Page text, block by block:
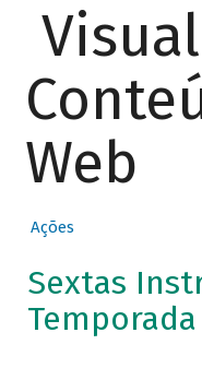
Web
Ações
Sextas
Temporada